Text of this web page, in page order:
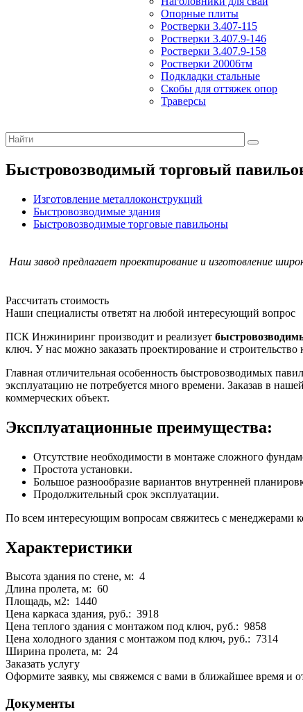
Опорные плиты
Ростверки 3.407-115
Ростверки 3.407.9-146
Ростверки 3.407.9-158
Ростверки 20006тм
Подкладки стальные
Скобы для оттяжек опор
Траверсы
Быстровозводимый торговый
Изготовление металлоконструкций
Быстровозводимые здания
Быстровозводимые торговые павильоны
Наш завод предлагает проектирование и изготовление
Рассчитать стоимость
Наши специалисты ответят на любой интересующий вопрос
ПСК Инжиниринг производит и реализует
ключ. У нас можно заказать проектирование и
Главная отличительная особенность быстровозводимых
эксплуатацию не потребуется много времени. Заказав в
коммерческих объект.
Эксплуатационные преимущества:
Отсутствие необходимости в монтаже сложного
Простота установки.
Большое разнообразие вариантов внутренней
Продолжительный срок эксплуатации.
По всем интересующим вопросам свяжитесь с менеджерами
Характеристики
Высота здания по стене, м: 4
Длина пролета, м: 60
Площадь, м2: 1440
Цена каркаса здания, руб.: 3918
Цена теплого здания с монтажом под ключ, руб.: 9858
Цена холодного здания с монтажом под ключ, руб.: 7314
Ширина пролета, м: 24
Заказать услугу
Оформите заявку, мы свяжемся с вами в ближайшее время и
Документы